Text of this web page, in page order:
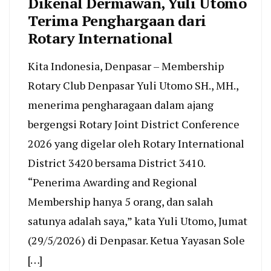
Terima Penghargaan dari
Rotary International
Kita Indonesia, Denpasar – Membership
Rotary Club Denpasar Yuli Utomo SH., MH.,
menerima pengharagaan dalam ajang
bergengsi Rotary Joint District Conference
2026 yang digelar oleh Rotary International
District 3420 bersama District 3410.
“Penerima Awarding and Regional
Membership hanya 5 orang, dan salah
satunya adalah saya,” kata Yuli Utomo, Jumat
(29/5/2026) di Denpasar. Ketua Yayasan Sole
[…]